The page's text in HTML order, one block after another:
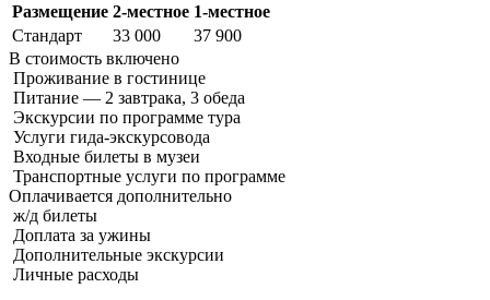
Размещение 2-местное 1-местное
Стандарт
33 000
37 900
В стоимость включено
Проживание в гостинице
Питание — 2 завтрака, 3 обеда
Экскурсии по программе тура
Услуги гида-экскурсовода
Входные билеты в музеи
Транспортные услуги по программе
Оплачивается дополнительно
ж/д билеты
Доплата за ужины
Дополнительные экскурсии
Личные расходы